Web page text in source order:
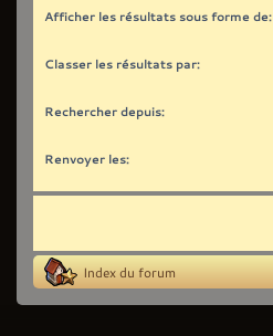
Afficher les résultats sous forme de:
Classer les résultats par:
Rechercher depuis:
Renvoyer les:
Index du forum